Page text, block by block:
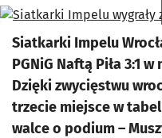
Kliknij, aby powiększyć
Siatkarki Impelu
PGNiG Naftą Piła 3:1
Dzięki zwycięstwu
trzecie miejsce w
walce o podium –